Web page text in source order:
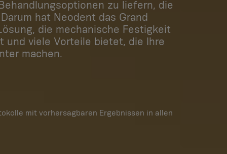
zu liefern, die
hat Neodent das Grand
die mechanische Festigkeit
und viele Vorteile bietet, die Ihre
machen.
mit vorhersagbaren Ergebnissen in allen